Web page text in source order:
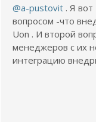
@a-pustovit . Я
вопросом -что
Uon . И второй
менеджеров с их
интеграцию